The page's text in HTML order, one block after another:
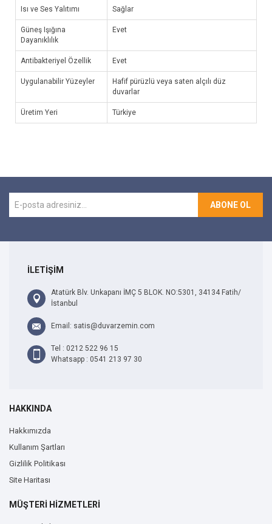
Isı ve Ses Yalıtımı Sağlar
Güneş Işığına
Dayanıklılık
Evet
Antibakteriyel Özellik Evet
Uygulanabilir Yüzeyler
Hafif pürüzlü veya saten alçılı düz
duvarlar
Üretim Yeri Türkiye
ABONE OL
İLETİŞİM
Atatürk Blv. Unkapanı İMÇ 5 BLOK. NO:5301, 34134 Fatih/
İstanbul
Email: satis@duvarzemin.com
Tel : 0212 522 96 15
Whatsapp : 0541 213 97 30
HAKKINDA
Hakkımızda
Kullanım Şartları
Gizlilik Politikası
Site Haritası
MÜŞTERİ HİZMETLERİ